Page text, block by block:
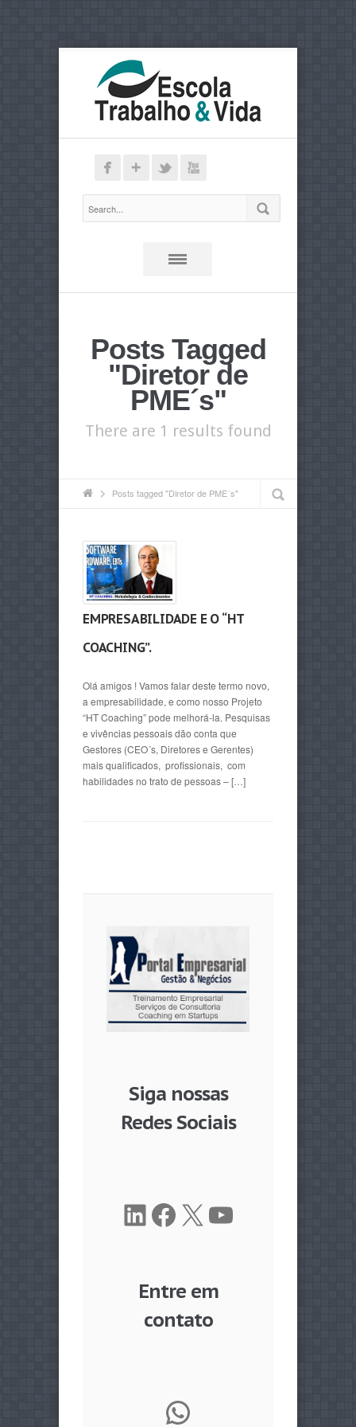
Posts Tagged
"Diretor de
PME´s"
There are 1 results found
Posts tagged "Diretor de PME´s"
EMPRESABILIDADE E O “HT
COACHING”.
Olá amigos ! Vamos falar deste termo novo,
a empresabilidade, e como nosso Projeto
“HT Coaching” pode melhorá-la. Pesquisas
e vivências pessoais dão conta que
Gestores (CEO´s, Diretores e Gerentes)
mais qualificados, profissionais, com
habilidades no trato de pessoas – […]
Siga nossas
Redes Sociais
LinkedIn
Facebook
X Youtube
Entre em
contato
WhatsApp